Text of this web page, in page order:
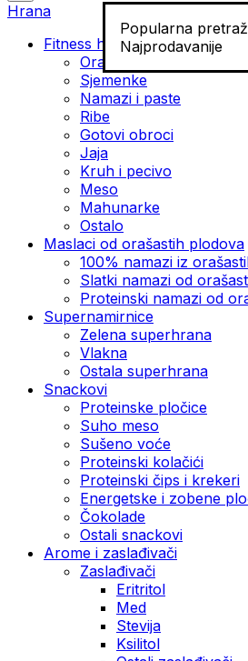
Popularna
Najprodavanije
Hrana
Fitness hrana
Orašasti plodovi
Sjemenke
Namazi i paste
Ribe
Gotovi obroci
Jaja
Kruh i pecivo
Meso
Mahunarke
Ostalo
Maslaci od orašastih plodova
100% namazi iz
Slatki namazi od
Proteinski namazi od
Supernamirnice
Zelena superhrana
Vlakna
Ostala superhrana
Snackovi
Proteinske pločice
Suho meso
Sušeno voće
Proteinski kolačići
Proteinski čips i krekeri
Energetske i zobene
Čokolade
Ostali snackovi
Arome i zaslađivači
Zaslađivači
Eritritol
Med
Stevija
Ksilitol